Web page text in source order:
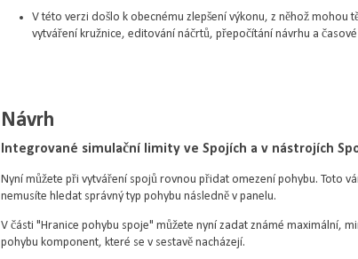
V této verzi došlo k obecnému zlepšení výkonu, z něhož mohou
vytváření kružnice, editování náčrtů, přepočítání návrhu a
Návrh
Integrované simulační limity ve Spojích a v nástrojích
Nyní můžete při vytváření spojů rovnou přidat omezení pohybu. Toto
nemusíte hledat správný typ pohybu následně v panelu.
V části "Hranice pohybu spoje" můžete nyní zadat známé maximální,
pohybu komponent, které se v sestavě nacházejí.